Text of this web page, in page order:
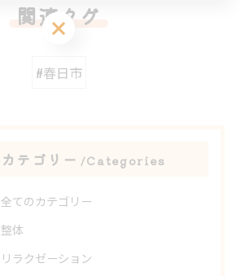
関連タグ
#春日市
カテゴリー Categories
全てのカテゴリー
整体
リラクゼーション
ご予約はこちら